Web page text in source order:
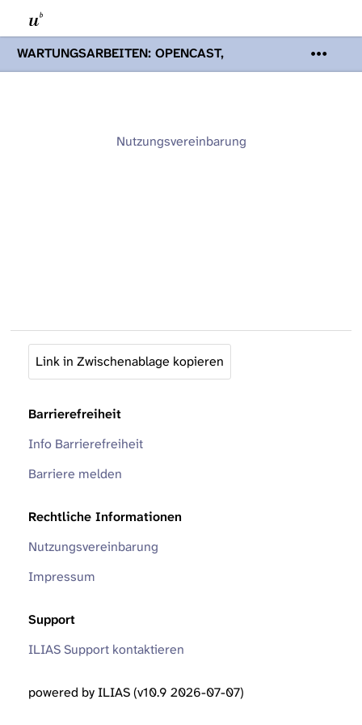
WARTUNGSARBEITEN: OPENCAST,
PODCASTS & TOBIRA
Mi 19. August
Opencast-Videos und Tobira nicht zur
Nutzungsvereinbarung
Link in Zwischenablage kopieren
Barrierefreiheit
Info Barrierefreiheit
Barriere melden
Rechtliche Informationen
Nutzungsvereinbarung
Impressum
Support
ILIAS Support kontaktieren
powered by ILIAS (v10.9 2026-07-07)